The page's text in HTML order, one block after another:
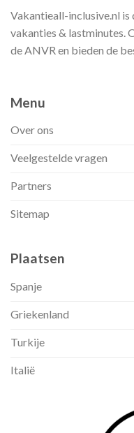
Vakantieall-inclusive.nl
vakanties & lastminutes.
de ANVR en bieden de
Menu
Over ons
Veelgestelde vragen
Partners
Sitemap
Plaatsen
Spanje
Griekenland
Turkije
Italië